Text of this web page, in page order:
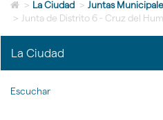
Icono
de
ir
a
página
> La Ciudad > Juntas
> Junta de Distrito 6 - Cruz del
La Ciudad
Escuchar